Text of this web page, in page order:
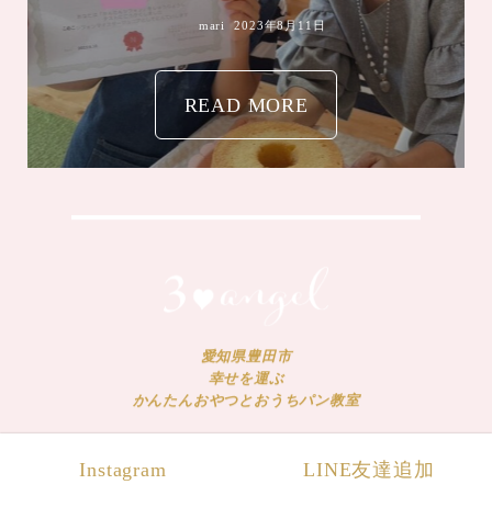
mari 2023年8月4日
愛知県豊田市
幸せを運ぶ
かんたんおやつとおうちパン教室
Instagram LINE友達追加